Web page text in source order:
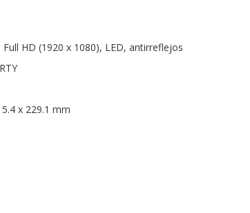
Full HD (1920 x 1080), LED, antirreflejos
x 229.1 mm